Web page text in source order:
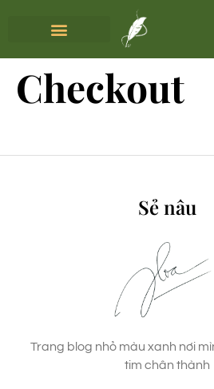
Checkout
Sẻ nâu
Trang blog nhỏ màu xanh nơi
tim chân thành